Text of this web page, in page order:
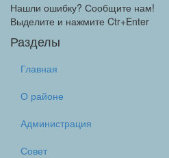
Нашли ошибку? Сообщите нам!
Выделите и нажмите Ctr+Enter
Разделы
Главная
О районе
Администрация
Совет